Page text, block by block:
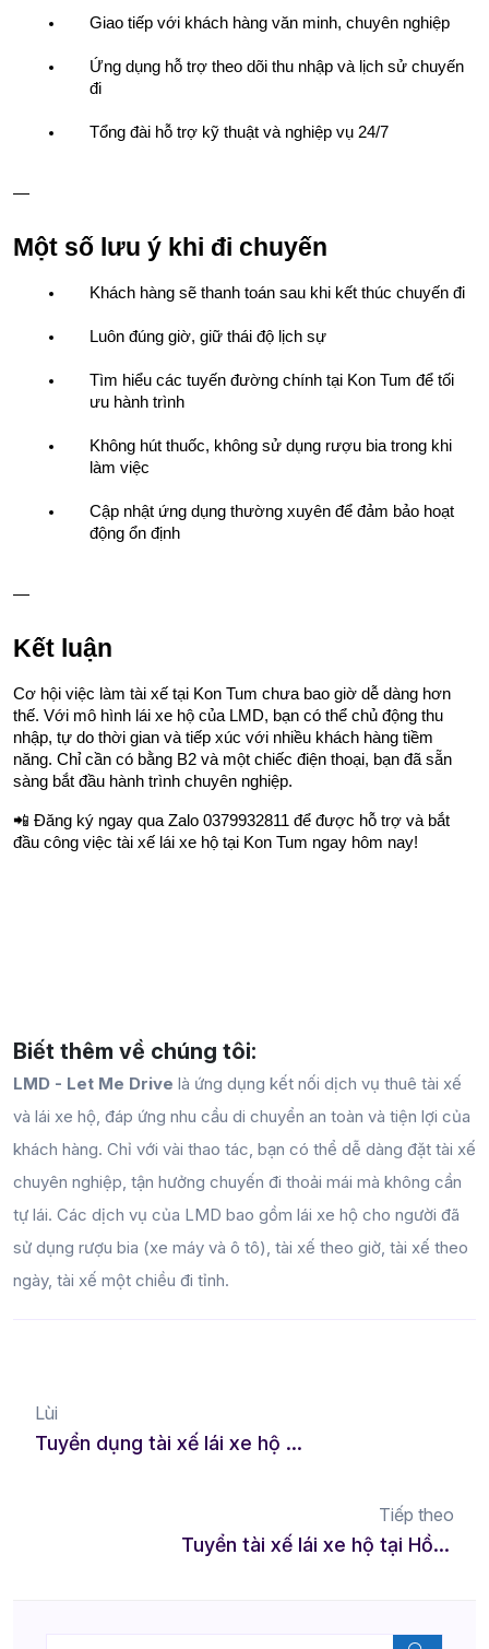
Giao tiếp với khách hàng văn minh, chuyên nghiệp
Ứng dụng hỗ trợ theo dõi thu nhập và lịch sử chuyến
đi
Tổng đài hỗ trợ kỹ thuật và nghiệp vụ 24/7
—
Một số lưu ý khi đi chuyến
Khách hàng sẽ thanh toán sau khi kết thúc chuyến đi
Luôn đúng giờ, giữ thái độ lịch sự
Tìm hiểu các tuyến đường chính tại Kon Tum để tối
ưu hành trình
Không hút thuốc, không sử dụng rượu bia trong khi
làm việc
Cập nhật ứng dụng thường xuyên để đảm bảo hoạt
động ổn định
—
Kết luận
Cơ hội việc làm tài xế tại Kon Tum chưa bao giờ dễ dàng hơn
thế. Với mô hình lái xe hộ của LMD, bạn có thể chủ động thu
nhập, tự do thời gian và tiếp xúc với nhiều khách hàng tiềm
năng. Chỉ cần có bằng B2 và một chiếc điện thoại, bạn đã sẵn
sàng bắt đầu hành trình chuyên nghiệp.
📲 Đăng ký ngay qua Zalo 0379932811 để được hỗ trợ và bắt
đầu công việc tài xế lái xe hộ tại Kon Tum ngay hôm nay!
Biết thêm về chúng tôi:
LMD - Let Me Drive là ứng dụng kết nối dịch vụ thuê tài xế
và lái xe hộ, đáp ứng nhu cầu di chuyển an toàn và tiện lợi của
khách hàng. Chỉ với vài thao tác, bạn có thể dễ dàng đặt tài xế
chuyên nghiệp, tận hưởng chuyến đi thoải mái mà không cần
tự lái. Các dịch vụ của LMD bao gồm lái xe hộ cho người đã
sử dụng rượu bia (xe máy và ô tô), tài xế theo giờ, tài xế theo
ngày, tài xế một chiều đi tỉnh.
Lùi
Tuyển dụng tài xế lái xe hộ tại Kiên Giang, việc làm tự do cho tài xế B2
Tiếp theo
Tuyển tài xế lái xe hộ tại Hồng Ngự – Việc linh hoạt